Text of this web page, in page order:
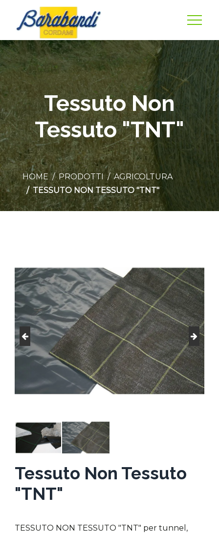
Tessuto Non
Tessuto "TNT"
HOME PRODOTTI
AGRICOLTURA
TESSUTO NON TESSUTO "TNT"
Tessuto Non Tessuto
"TNT"
TESSUTO NON TESSUTO "TNT" per tunnel,